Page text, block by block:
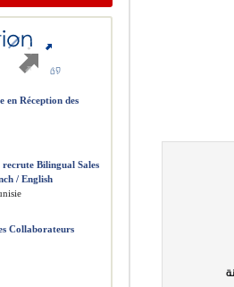
en Réception des
Bilingual Sales
/ English
Collaborateurs